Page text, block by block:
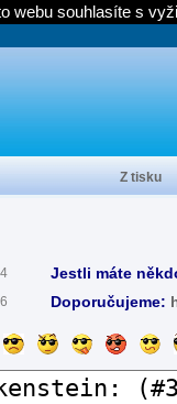
Jestli máte
Doporučujeme:
Z tisku
webu souhlasíte s